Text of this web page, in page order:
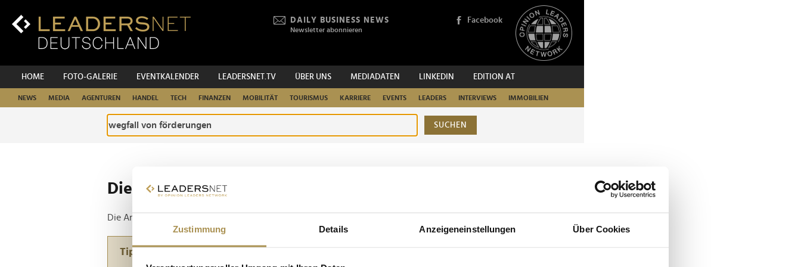
Zustimmung Details Anzeigeneinstellungen Über Cookies
Inhalt
DAILY BUSINESS NEWS
Newsletter abonnieren
Facebook
HOME FOTO-GALERIE EVENTKALENDER LEADERSNET.TV ÜBER UNS MEDIADATEN LINKEDIN EDITION AT
NEWS MEDIA AGENTUREN HANDEL TECH FINANZEN MOBILITÄT TOURISMUS KARRIERE EVENTS LEADERS INTERVIEWS IMMOBILIEN
SUCHEN
Die ganze Website durchsuchen
Die Anfrage ergab 1 Treffer.
Tipp